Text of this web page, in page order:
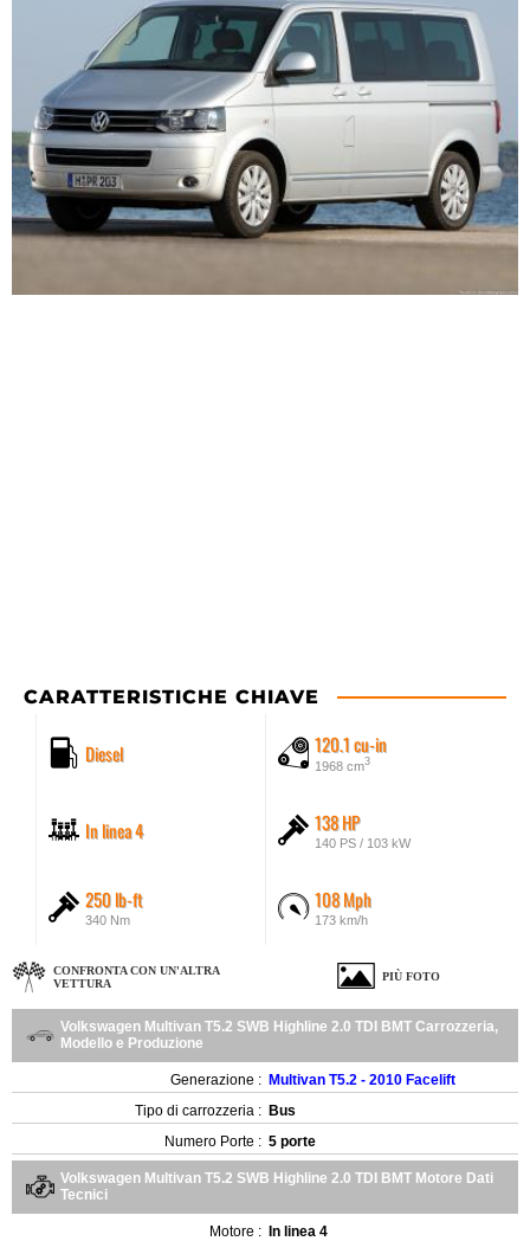
CARATTERISTICHE CHIAVE
Diesel 120.1 cu-in
1968 cm3
In linea 4 138 HP
140 PS / 103 kW
250 lb-ft
340 Nm
108 Mph
173 km/h
CONFRONTA CON UN'ALTRA
VETTURA
PIÙ FOTO
Volkswagen Multivan T5.2 SWB Highline 2.0 TDI BMT Carrozzeria,
Modello e Produzione
Generazione : Multivan T5.2 - 2010 Facelift
Tipo di carrozzeria : Bus
Numero Porte : 5 porte
Volkswagen Multivan T5.2 SWB Highline 2.0 TDI BMT Motore Dati
Tecnici
Motore :
In linea 4